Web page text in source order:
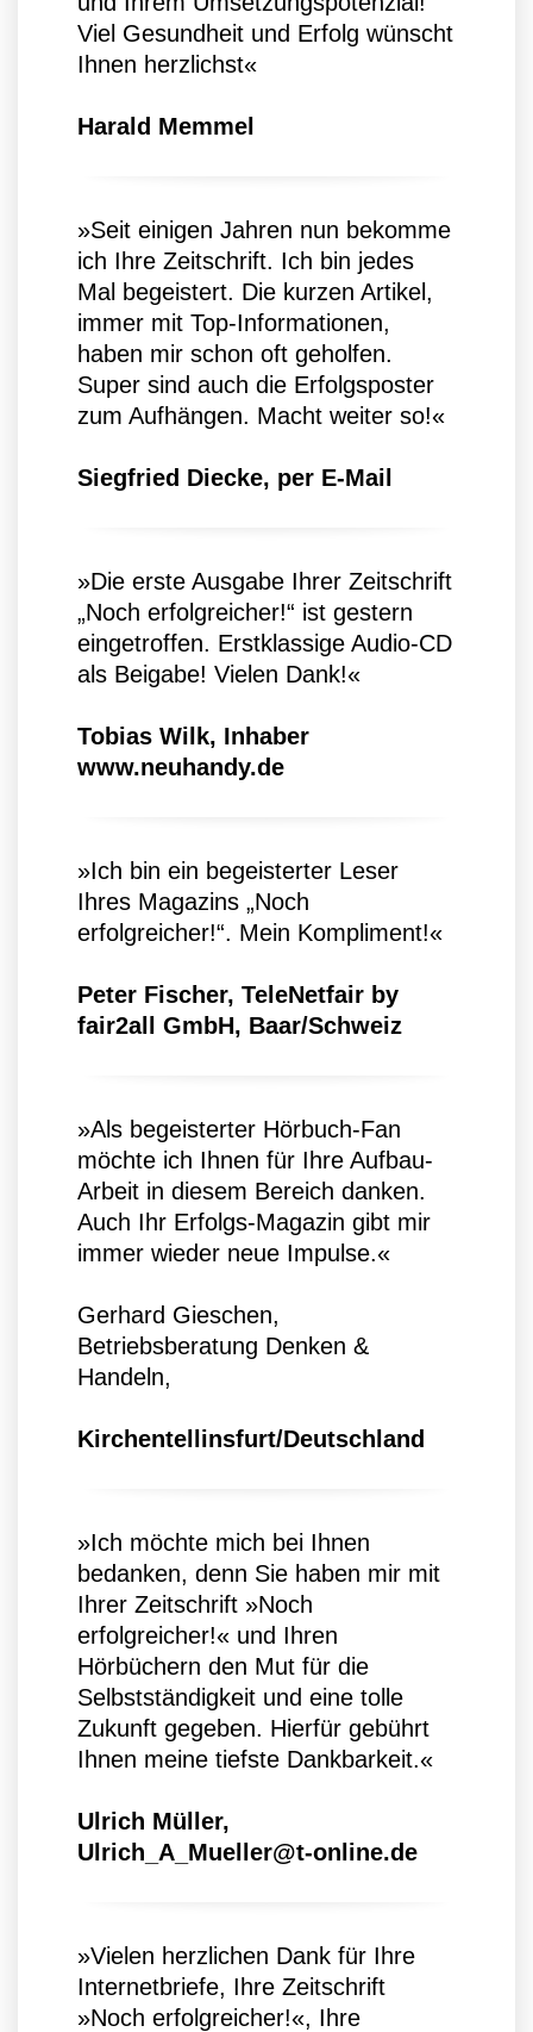
Viel Gesundheit und Erfolg wünscht
Ihnen herzlichst«
Harald Memmel
»Seit einigen Jahren nun bekomme
ich Ihre Zeitschrift. Ich bin jedes
Mal begeistert. Die kurzen Artikel,
immer mit Top-Informationen,
haben mir schon oft geholfen.
Super sind auch die Erfolgsposter
zum Aufhängen. Macht weiter so!«
Siegfried Diecke, per E-Mail
»Die erste Ausgabe Ihrer Zeitschrift
„Noch erfolgreicher!“ ist gestern
eingetroffen. Erstklassige Audio-CD
als Beigabe! Vielen Dank!«
Tobias Wilk, Inhaber
www.neuhandy.de
»Ich bin ein begeisterter Leser
Ihres Magazins „Noch
erfolgreicher!“. Mein Kompliment!«
Peter Fischer, TeleNetfair by
fair2all GmbH, Baar/Schweiz
»Als begeisterter Hörbuch-Fan
möchte ich Ihnen für Ihre Aufbau-
Arbeit in diesem Bereich danken.
Auch Ihr Erfolgs-Magazin gibt mir
immer wieder neue Impulse.«
Gerhard Gieschen,
Betriebsberatung Denken &
Handeln,
Kirchentellinsfurt/Deutschland
»Ich möchte mich bei Ihnen
bedanken, denn Sie haben mir mit
Ihrer Zeitschrift »Noch
erfolgreicher!« und Ihren
Hörbüchern den Mut für die
Selbstständigkeit und eine tolle
Zukunft gegeben. Hierfür gebührt
Ihnen meine tiefste Dankbarkeit.«
Ulrich Müller,
Ulrich_A_Mueller@t-online.de
»Vielen herzlichen Dank für Ihre
Internetbriefe, Ihre Zeitschrift
»Noch erfolgreicher!«, Ihre